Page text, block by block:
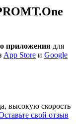
приложения для
App Store и Google
высокую скорость
свой отзыв